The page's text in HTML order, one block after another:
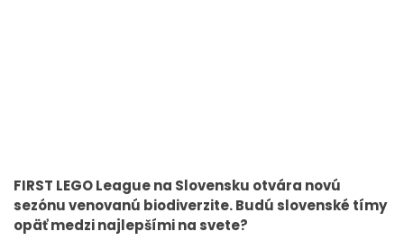
FIRST LEGO League na Slovensku otvára novú
sezónu venovanú biodiverzite. Budú slovenské tímy
opäť medzi najlepšími na svete?